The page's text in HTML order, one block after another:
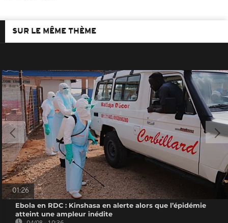
SUR LE MÊME THÈME
01:26
Ebola en RDC : Kinshasa en alerte alors que l’épidémie
atteint une ampleur inédite